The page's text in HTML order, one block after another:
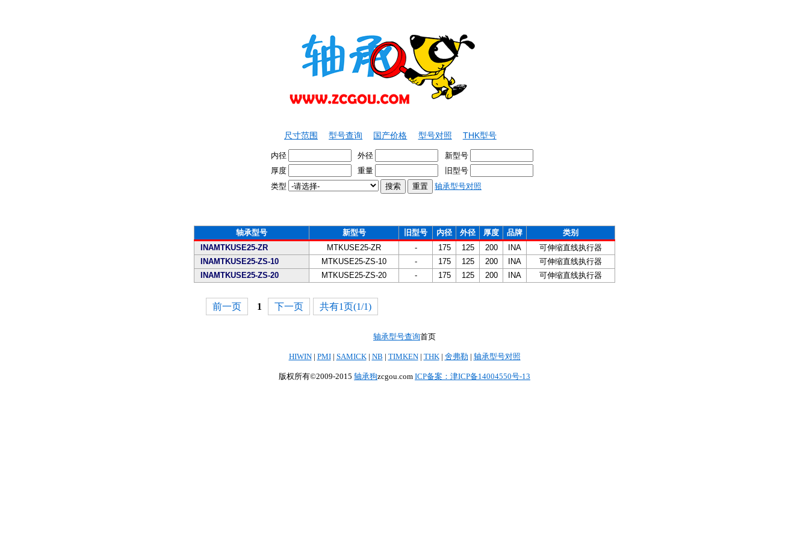
尺寸范围 型号查询 国产价格 型号对照 THK型号
内径 外径
新型号
厚度
重量
旧型号
类型
轴承型号对照
轴承型号 新型号 旧型号 内径 外径 厚度 品牌
类别
INAMTKUSE25-ZR
MTKUSE25-ZR - 175 125 200 INA
可伸缩直线执行器
INAMTKUSE25-ZS-10
MTKUSE25-ZS-10 - 175 125 200 INA
可伸缩直线执行器
INAMTKUSE25-ZS-20
MTKUSE25-ZS-20 - 175 125 200 INA 可伸缩直线执行器
前一页 1 下一页 共有1页(1/1)
轴承型号查询首页
HIWIN| PMI| SAMICK| NB | TIMKEN| THK| 舍弗勒 | 轴承型号对照
版权所有©2009-2015 轴承狗zcgou.com ICP备案：津ICP备14004550号-13